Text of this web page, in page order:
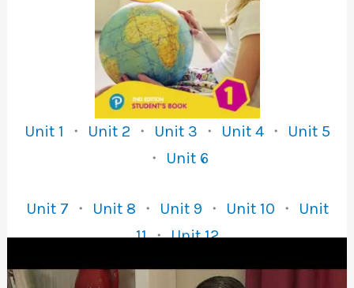
Unit 1 ・ Unit 2 ・ Unit 3 ・ Unit 4・
Unit 5
・
Unit 6
Unit 7 ・ Unit 8 ・ Unit 9 ・ Unit 10 ・
Unit
11・Unit 12